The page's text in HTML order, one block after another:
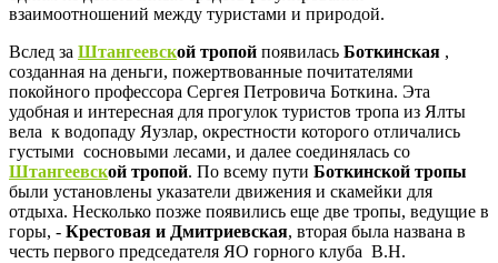
взаимоотношений между туристами и природой.
Вслед за Штангеевской тропой появилась Боткинская ,
созданная на деньги, пожертвованные почитателями
покойного профессора Сергея Петровича Боткина. Эта
удобная и интересная для прогулок туристов тропа из Ялты
вела к водопаду Яузлар, окрестности которого отличались
густыми сосновыми лесами, и далее соединялась со
Штангеевской тропой. По всему пути Боткинской тропы
были установлены указатели движения и скамейки для
отдыха. Несколько позже появились еще две тропы, ведущие в
горы, - Крестовая и Дмитриевская, вторая была названа в
честь первого председателя ЯО горного клуба В.Н.